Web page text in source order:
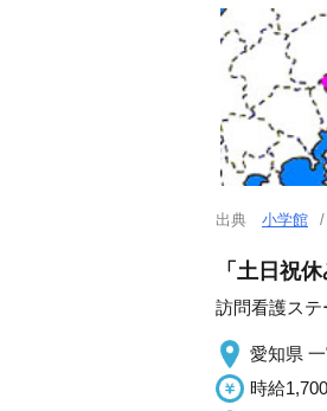
出典 小学館
「土日祝
訪問看護ス
愛知県
時給